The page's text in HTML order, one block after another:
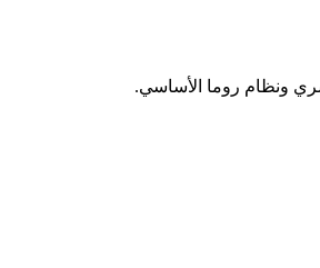
ونظام روما الأساسي.